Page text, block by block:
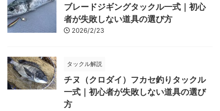
ブレードジギングタックル一式｜初心
者が失敗しない道具の選び方
2026/2/23
タックル解説
チヌ（クロダイ）フカセ釣りタックル
一式｜初心者が失敗しない道具の選び
方